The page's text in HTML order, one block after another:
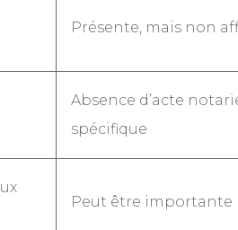
Présente, mais non
Absence d’acte
spécifique
Peut être importante